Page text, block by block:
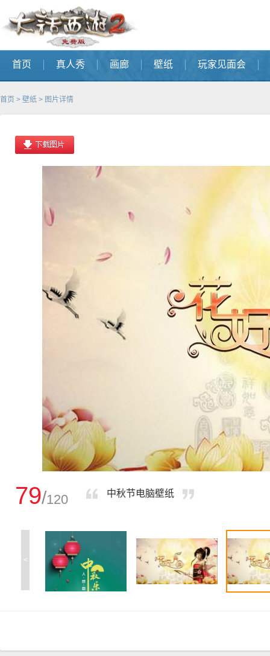
首页 真人秀 画廊 壁纸 玩家见面会
首页 > 壁纸 > 图片详情
79/120 中秋节电脑壁纸
<